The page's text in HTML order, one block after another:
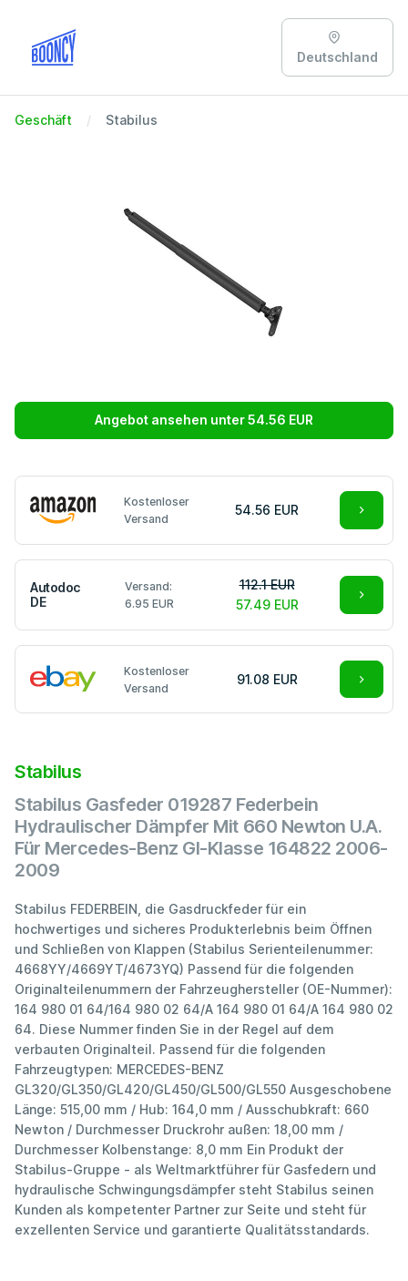
Deutschland
Geschäft Stabilus
Angebot ansehen unter 54.56 EUR
Kostenloser
Versand
54.56 EUR
Autodoc
DE
Versand:
6.95 EUR
112.1 EUR
57.49 EUR
Kostenloser
Versand
91.08 EUR
Stabilus
Stabilus Gasfeder 019287 Federbein
Hydraulischer Dämpfer Mit 660 Newton U.A.
Für Mercedes-Benz Gl-Klasse 164822 2006-
2009
Stabilus FEDERBEIN, die Gasdruckfeder für ein
hochwertiges und sicheres Produkterlebnis beim Öffnen
und Schließen von Klappen (Stabilus Serienteilenummer:
4668YY/4669YT/4673YQ) Passend für die folgenden
Originalteilenummern der Fahrzeughersteller (OE-Nummer):
164 980 01 64/164 980 02 64/A 164 980 01 64/A 164 980 02
64. Diese Nummer finden Sie in der Regel auf dem
verbauten Originalteil. Passend für die folgenden
Fahrzeugtypen: MERCEDES-BENZ
GL320/GL350/GL420/GL450/GL500/GL550 Ausgeschobene
Länge: 515,00 mm / Hub: 164,0 mm / Ausschubkraft: 660
Newton / Durchmesser Druckrohr außen: 18,00 mm /
Durchmesser Kolbenstange: 8,0 mm Ein Produkt der
Stabilus-Gruppe - als Weltmarktführer für Gasfedern und
hydraulische Schwingungsdämpfer steht Stabilus seinen
Kunden als kompetenter Partner zur Seite und steht für
exzellenten Service und garantierte Qualitätsstandards.